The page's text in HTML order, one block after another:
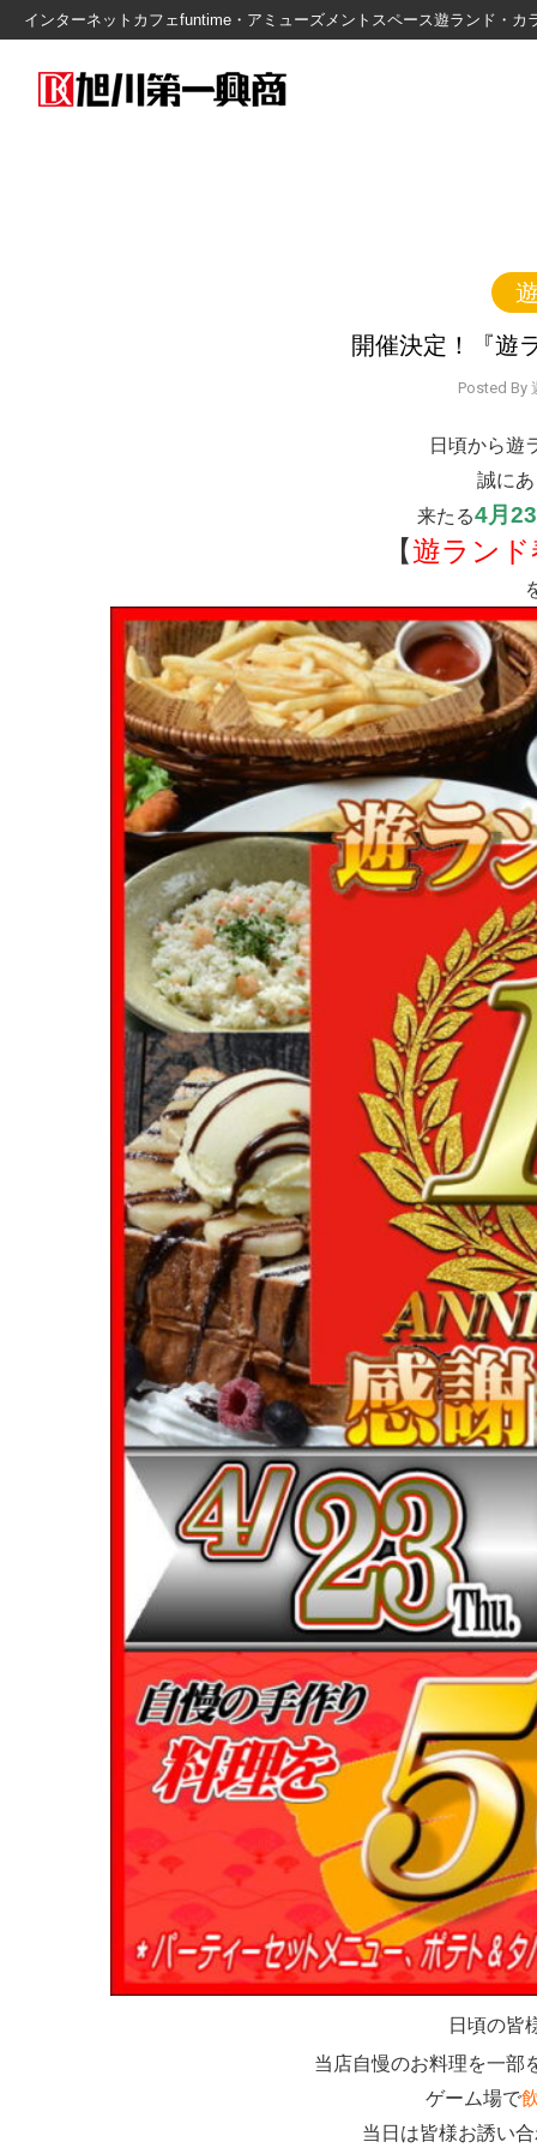
インターネットカフェfuntime・アミューズメントスペース遊ランド・
開催決定！『遊
Posted By
日頃から遊
誠にあ
来たる4月
【遊ランド
日頃の皆
当店自慢のお料理を一部
ゲーム場で
当日は皆様お誘い